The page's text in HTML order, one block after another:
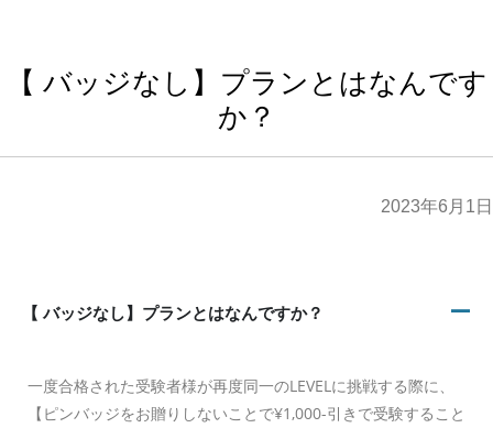
【 バッジなし】プランとはなんです
か？
2023年6月1日
A
【 バッジなし】プランとはなんですか？
一度合格された受験者様が再度同一のLEVELに挑戦する際に、
【ピンバッジをお贈りしないことで¥1,000-引きで受験すること